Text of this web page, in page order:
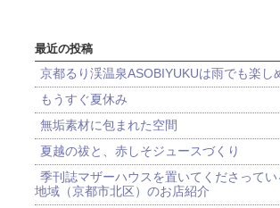
最近の投稿
京都るり渓温泉ASOBIYUKUは雨でも楽し
もうすぐ夏休み
無垢素材に包まれた空間
夏越の祓と、赤しそジュースづくり
季刊誌マザーハウスを置いてくださって
地域（京都市北区）のお店紹介